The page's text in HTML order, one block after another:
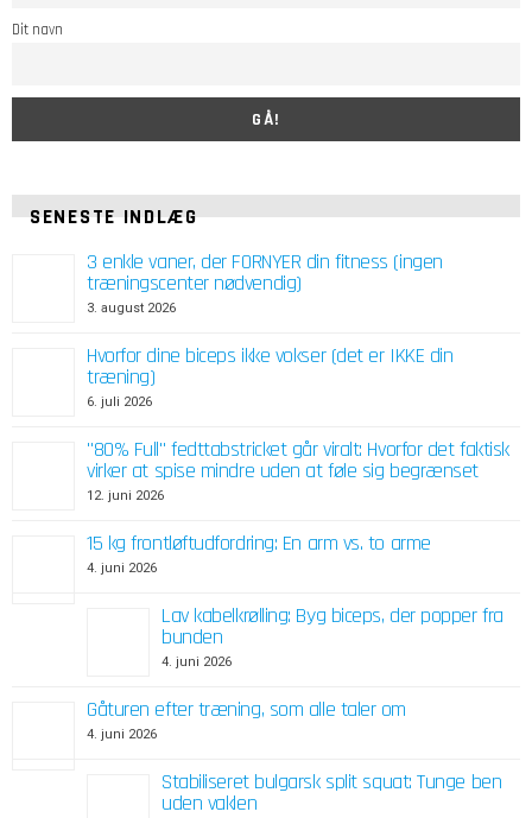
Dit navn
SENESTE INDLÆG
3 enkle vaner, der FORNYER din fitness (ingen
træningscenter nødvendig)
3. august 2026
Hvorfor dine biceps ikke vokser (det er IKKE din
træning)
6. juli 2026
"80% Full" fedttabstricket går viralt: Hvorfor det faktisk
virker at spise mindre uden at føle sig begrænset
12. juni 2026
15 kg frontløftudfordring: En arm vs. to arme
4. juni 2026
Lav kabelkrølling: Byg biceps, der popper fra
bunden
4. juni 2026
Gåturen efter træning, som alle taler om
4. juni 2026
Stabiliseret bulgarsk split squat: Tunge ben
uden vaklen